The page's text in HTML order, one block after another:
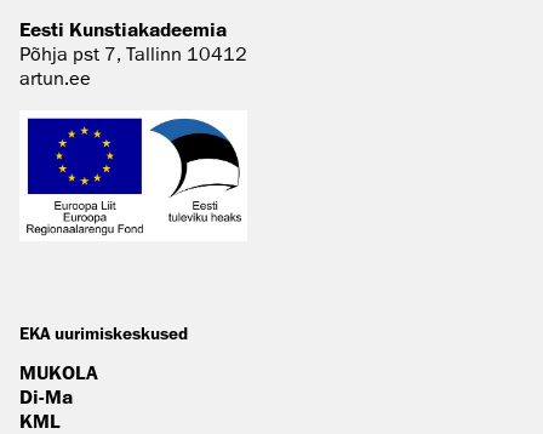
Eesti Kunstiakadeemia
Põhja pst 7, Tallinn 10412
artun.ee
EKA uurimiskeskused
MUKOLA
Di-Ma
KML